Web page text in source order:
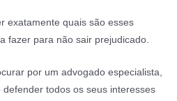
exatamente quais são esses
fazer para não sair prejudicado.
por um advogado especialista,
todos os seus interesses